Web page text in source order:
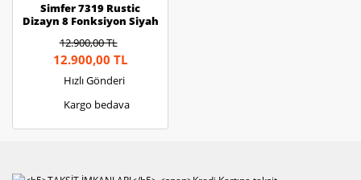
Simfer 7319 Rustic
Dizayn 8 Fonksiyon Siyah
12.900,00 TL
12.900,00 TL
Hızlı Gönderi
Kargo bedava